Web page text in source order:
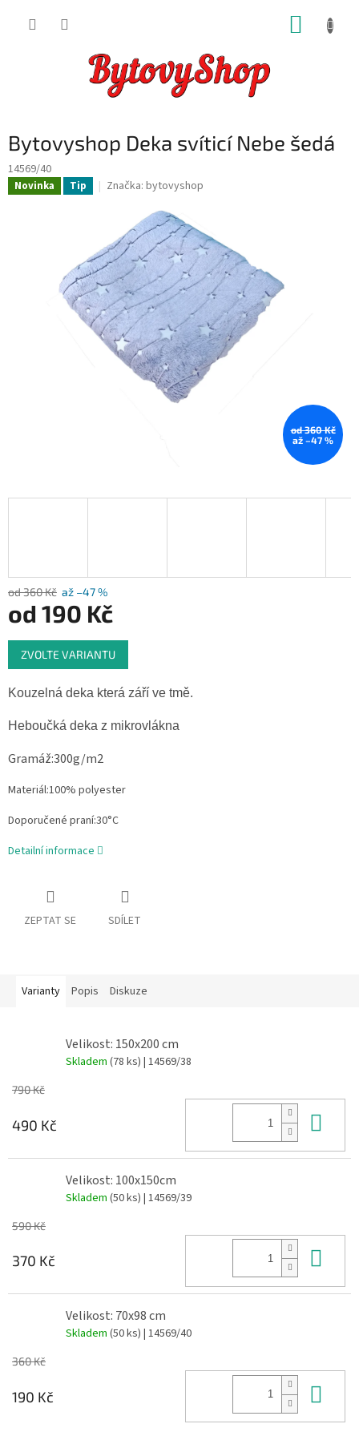
Bytovyshop Deka svíticí Nebe šedá
14569/40
Novinka Tip Značka: bytovyshop
od 360 Kč
až –47 %
od 360 Kč až –47 %
od 190 Kč
Měrná
cena:
ZVOLTE VARIANTU
Kouzelná deka která září ve tmě.
Heboučká deka z mikrovlákna
Gramáž:300g/m2
Materiál:100% polyester
Doporučené praní:30°C
Detailní informace
ZEPTAT SE SDÍLET
Varianty Popis Diskuze
Velikost: 150x200 cm
Skladem (78 ks) | 14569/38
790 Kč
490 Kč
Velikost: 100x150cm
Skladem (50 ks) | 14569/39
590 Kč
370 Kč
Velikost: 70x98 cm
Skladem (50 ks) | 14569/40
360 Kč
190 Kč